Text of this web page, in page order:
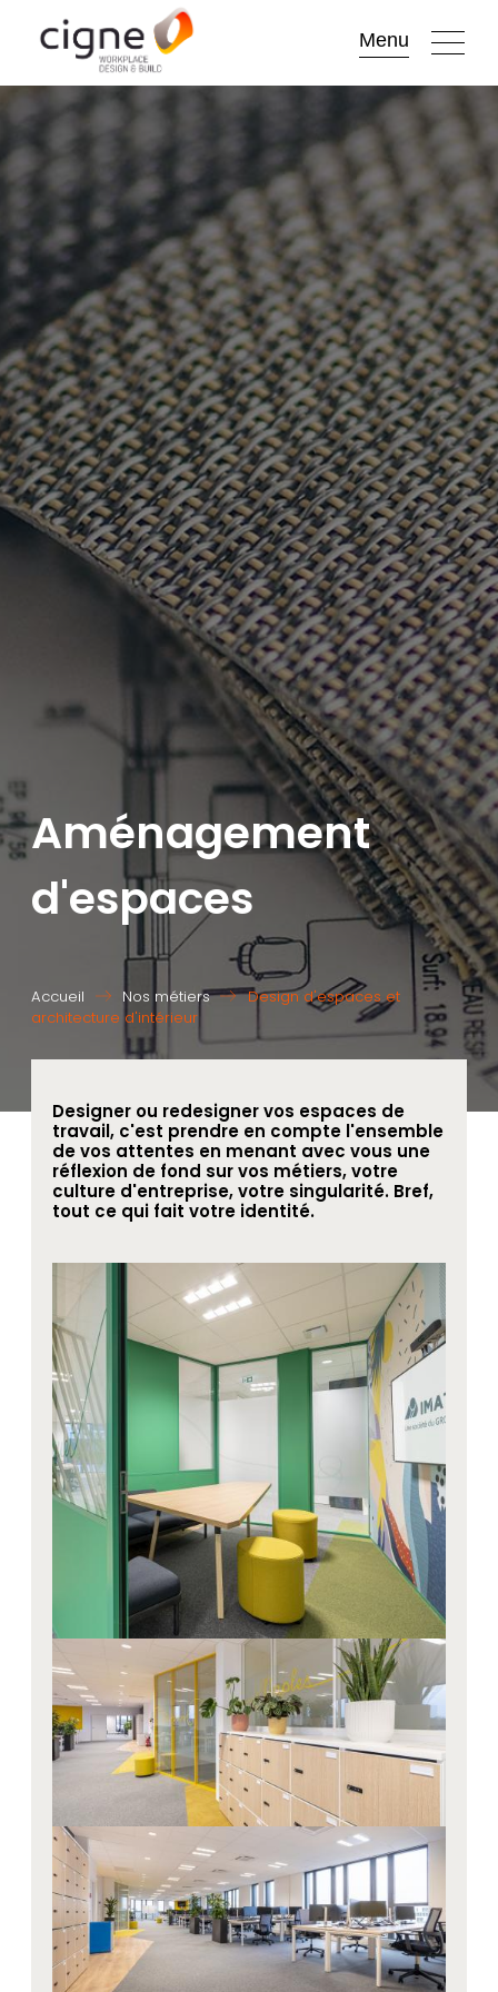
Go to
main
Menu
Aménagement
d'espaces
Accueil Nos métiers
Design d'espaces et
architecture d'intérieur
Designer ou redesigner vos espaces de
travail, c'est prendre en compte l'ensemble
de vos attentes en menant avec vous une
réflexion de fond sur vos métiers, votre
culture d'entreprise, votre singularité. Bref,
tout ce qui fait votre identité.